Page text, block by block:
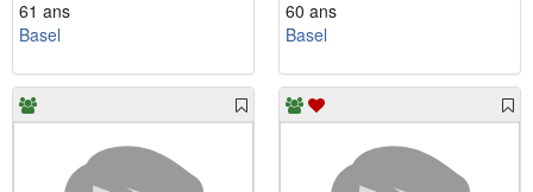
61 ans
Basel
60 ans
Basel